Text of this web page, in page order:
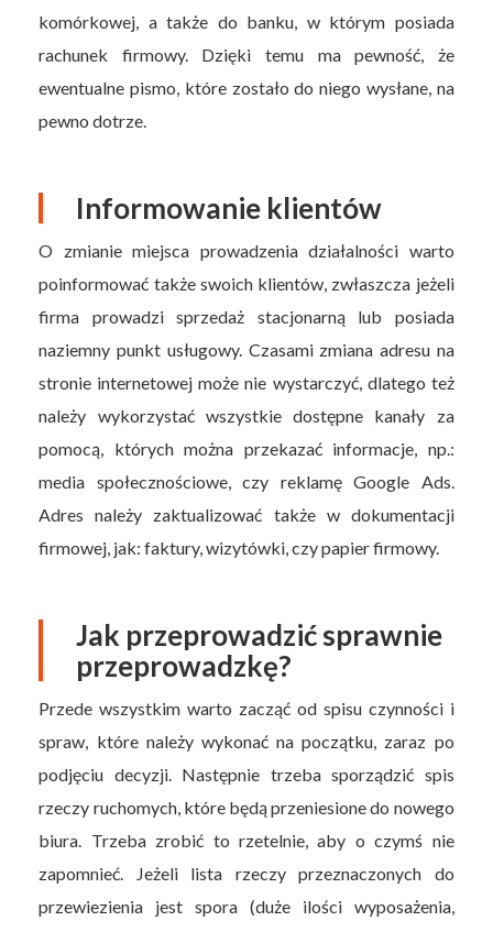
komórkowej, a także do banku, w którym posiada
rachunek firmowy. Dzięki temu ma pewność, że
ewentualne pismo, które zostało do niego wysłane, na
pewno dotrze.
Informowanie klientów
O zmianie miejsca prowadzenia działalności warto
poinformować także swoich klientów, zwłaszcza jeżeli
firma prowadzi sprzedaż stacjonarną lub posiada
naziemny punkt usługowy. Czasami zmiana adresu na
stronie internetowej może nie wystarczyć, dlatego też
należy wykorzystać wszystkie dostępne kanały za
pomocą, których można przekazać informacje, np.:
media społecznościowe, czy reklamę Google Ads.
Adres należy zaktualizować także w dokumentacji
firmowej, jak: faktury, wizytówki, czy papier firmowy.
Jak przeprowadzić sprawnie
przeprowadzkę?
Przede wszystkim warto zacząć od spisu czynności i
spraw, które należy wykonać na początku, zaraz po
podjęciu decyzji. Następnie trzeba sporządzić spis
rzeczy ruchomych, które będą przeniesione do nowego
biura. Trzeba zrobić to rzetelnie, aby o czymś nie
zapomnieć. Jeżeli lista rzeczy przeznaczonych do
przewiezienia jest spora (duże ilości wyposażenia,